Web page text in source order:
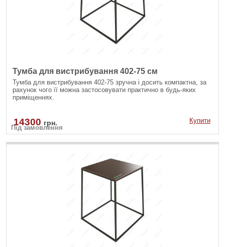
Тумба для вистрибування 402-75 см
Тумба для вистрибування 402-75 зручна і досить компактна, за
рахунок чого її можна застосовувати практично в будь-яких
приміщеннях.
Під замовлення
14300 грн. Купити